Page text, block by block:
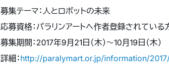
募集テーマ：人とロボットの未来
応募資格：パラリンアートへ作者登録されている
募集期間：2017年9月21日（木）～10月19日（木）
詳細： http://paralymart.or.jp/information/2017/